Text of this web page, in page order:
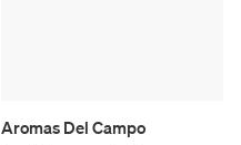
Aromas Del Campo